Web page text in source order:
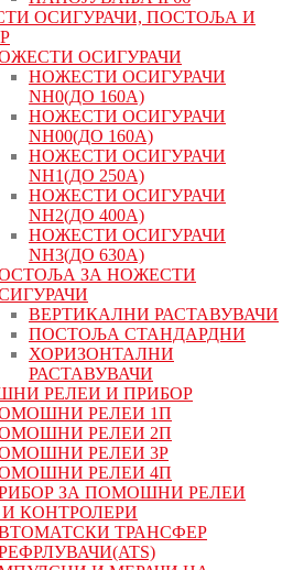
ОСИГУРАЧИ, ПОСТОЉА И
ОСИГУРАЧИ
НОЖЕСТИ ОСИГУРАЧИ
NH0(ДО 160А)
НОЖЕСТИ ОСИГУРАЧИ
NH00(ДО 160А)
НОЖЕСТИ ОСИГУРАЧИ
NH1(ДО 250А)
НОЖЕСТИ ОСИГУРАЧИ
NH2(ДО 400А)
НОЖЕСТИ ОСИГУРАЧИ
NH3(ДО 630А)
ЗА НОЖЕСТИ
ВЕРТИКАЛНИ РАСТАВУВАЧИ
ПОСТОЉА СТАНДАРДНИ
ХОРИЗОНТАЛНИ
РАСТАВУВАЧИ
РЕЛЕИ И ПРИБОР
РЕЛЕИ 1П
РЕЛЕИ 2П
РЕЛЕИ 3P
РЕЛЕИ 4П
ЗА ПОМОШНИ РЕЛЕИ
КОНТРОЛЕРИ
ТРАНСФЕР